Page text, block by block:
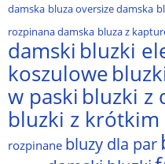
damska bluza oversize damska
rozpinana damska bluza z
damski bluzki
koszulowe
w paski bluzki z
bluzki z krótkim
rozpinane bluzy dla par